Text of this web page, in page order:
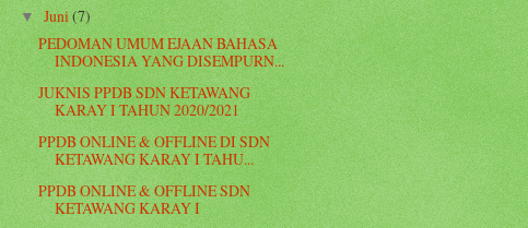
▼Juni(7)
PEDOMAN UMUM EJAAN BAHASA
INDONESIA YANG DISEMPURN...
JUKNIS PPDB SDN KETAWANG
KARAY I TAHUN 2020/2021
PPDB ONLINE & OFFLINE DI SDN
KETAWANG KARAY I TAHU...
PPDB ONLINE & OFFLINE SDN
KETAWANG KARAY I